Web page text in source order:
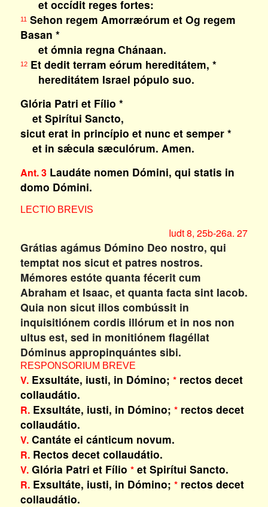
et occídit reges fortes:
11Sehon regem Amorræórum et Og regem
Basan *
et ómnia regna Chánaan.
12Et dedit terram eórum hereditátem, *
hereditátem Israel pópulo suo.
Glória Patri et Fílio *
et Spirítui Sancto,
sicut erat in princípio et nunc et semper *
et in sǽcula sæculórum. Amen.
Ant. 3Laudáte nomen Dómini, qui statis in
domo Dómini.
LECTIO BREVIS
Iudt 8, 25b-26a. 27
Grátias agámus Dómino Deo nostro, qui
temptat nos sicut et patres nostros.
Mémores estóte quanta fécerit cum
Abraham et Isaac, et quanta facta sint Iacob.
Quia non sicut illos combússit in
inquisitiónem cordis illórum et in nos non
ultus est, sed in monitiónem flagéllat
Dóminus appropinquántes sibi.
RESPONSORIUM BREVE
V.Exsultáte, iusti, in Dómino; *rectos decet
collaudátio.
R.Exsultáte, iusti, in Dómino; *rectos decet
collaudátio.
V.Cantáte ei cánticum novum.
R.Rectos decet collaudátio.
V.Glória Patri et Fílio *et Spirítui Sancto.
R.Exsultáte, iusti, in Dómino; *rectos decet
collaudátio.